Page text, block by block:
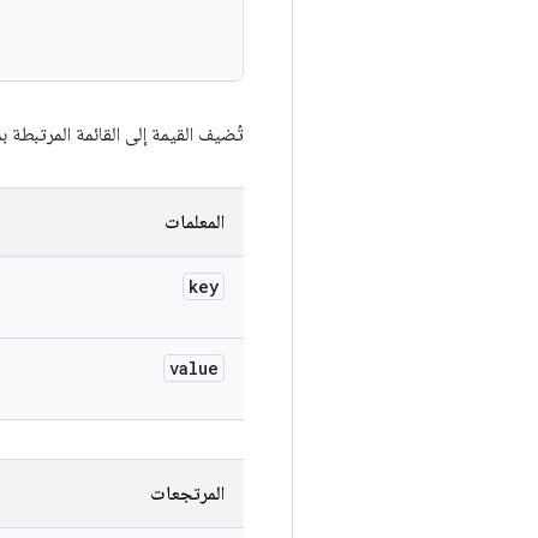
تُضيف القيمة إلى القائمة المرتبطة
المعلمات
key
value
المرتجعات